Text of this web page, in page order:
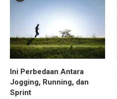
Ini Perbedaan Antara
Jogging, Running, dan
Sprint